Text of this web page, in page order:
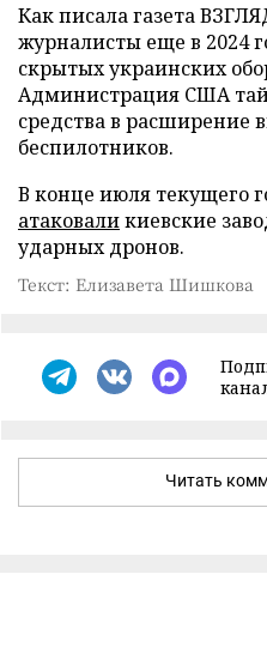
Как писала газета
журналисты еще в 2024
скрытых украинских
Администрация США
средства в расширение
беспилотников.
В конце июля текущего
атаковаликиевские
ударных дронов.
Текст: Елизавета Шишкова
Читать